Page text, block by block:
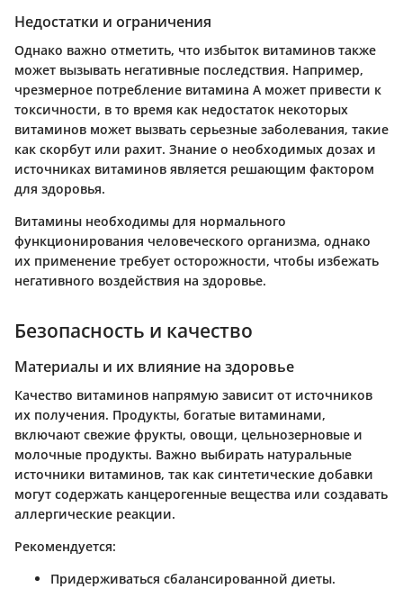
Недостатки и ограничения
Однако важно отметить, что избыток витаминов также
может вызывать негативные последствия. Например,
чрезмерное потребление витамина A может привести к
токсичности, в то время как недостаток некоторых
витаминов может вызвать серьезные заболевания, такие
как скорбут или рахит. Знание о необходимых дозах и
источниках витаминов является решающим фактором
для здоровья.
Витамины необходимы для нормального
функционирования человеческого организма, однако
их применение требует осторожности, чтобы избежать
негативного воздействия на здоровье.
Безопасность и качество
Материалы и их влияние на здоровье
Качество витаминов напрямую зависит от источников
их получения. Продукты, богатые витаминами,
включают свежие фрукты, овощи, цельнозерновые и
молочные продукты. Важно выбирать натуральные
источники витаминов, так как синтетические добавки
могут содержать канцерогенные вещества или создавать
аллергические реакции.
Рекомендуется:
Придерживаться сбалансированной диеты.